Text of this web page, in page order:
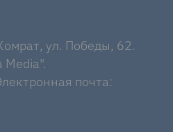
ул. Победы, 62.
Media".
почта: